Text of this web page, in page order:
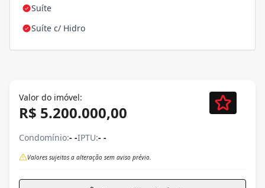
Suíte
Suíte c/ Hidro
Valor do imóvel:
R$ 5.200.000,00
Condomínio:- -IPTU:- -
Valores sujeitos a alteração sem aviso prévio.